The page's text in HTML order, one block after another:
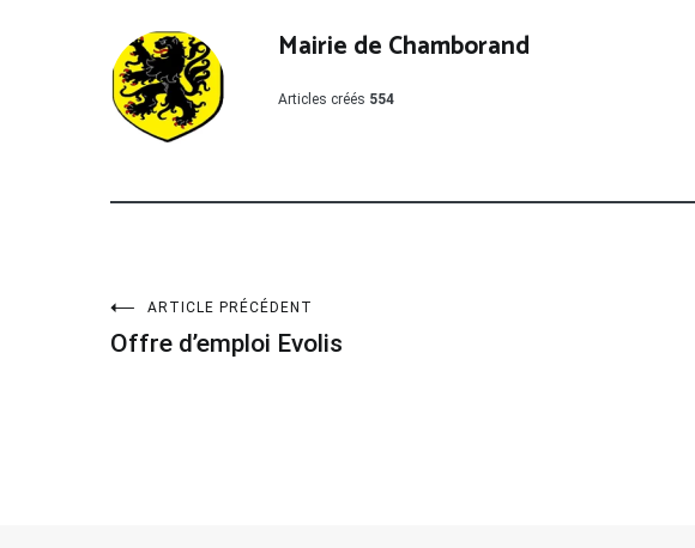
Mairie de Chamborand
Articles créés 554
Navigation
ARTICLE PRÉCÉDENT
Offre d’emploi Evolis